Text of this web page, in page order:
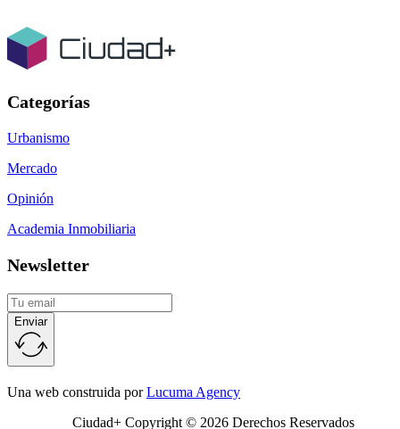
Categorías
Urbanismo
Mercado
Opinión
Academia Inmobiliaria
Newsletter
Enviar
Una web construida porLucuma Agency
Ciudad+ Copyright © 2026 Derechos Reservados